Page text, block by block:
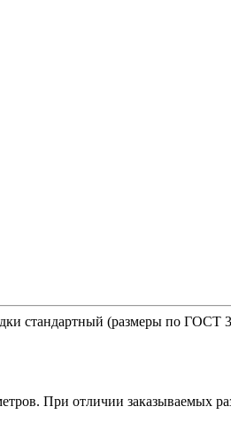
стандартный (размеры по ГОСТ
При отличии заказываемых